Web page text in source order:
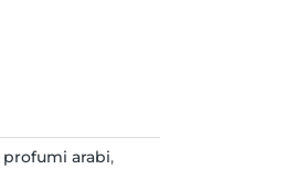
profumi arabi,